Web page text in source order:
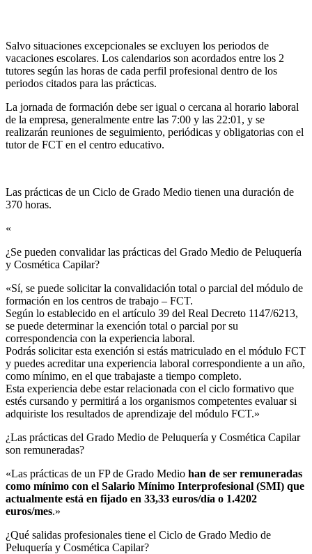
Salvo situaciones excepcionales se excluyen los periodos de
vacaciones escolares. Los calendarios son acordados entre los 2
tutores según las horas de cada perfil profesional dentro de los
periodos citados para las prácticas.
La jornada de formación debe ser igual o cercana al horario laboral
de la empresa, generalmente entre las 7:00 y las 22:01, y se
realizarán reuniones de seguimiento, periódicas y obligatorias con el
tutor de FCT en el centro educativo.
Las prácticas de un Ciclo de Grado Medio tienen una duración de
370 horas.
«
¿Se pueden convalidar las prácticas del Grado Medio de Peluquería
y Cosmética Capilar?​
«Sí, se puede solicitar la convalidación total o parcial del módulo de
formación en los centros de trabajo – FCT.
Según lo establecido en el artículo 39 del Real Decreto 1147/6213,
se puede determinar la exención total o parcial por su
correspondencia con la experiencia laboral.
Podrás solicitar esta exención si estás matriculado en el módulo FCT
y puedes acreditar una experiencia laboral correspondiente a un año,
como mínimo, en el que trabajaste a tiempo completo.
Esta experiencia debe estar relacionada con el ciclo formativo que
estés cursando y permitirá a los organismos competentes evaluar si
adquiriste los resultados de aprendizaje del módulo FCT.»
¿Las prácticas del Grado Medio de Peluquería y Cosmética Capilar
son remuneradas?​
«Las prácticas de un FP de Grado Medio han de ser remuneradas
como mínimo con el Salario Mínimo Interprofesional (SMI) que
actualmente está en fijado en 33,33 euros/día o 1.4202
euros/mes.»
¿Qué salidas profesionales tiene el Ciclo de Grado Medio de
Peluquería y Cosmética Capilar?​